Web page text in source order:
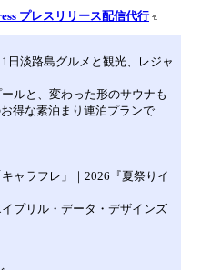
プレスリリース配信代行
日淡路島グルメと観光、レジャ
ルと、変わった形のサウナも
お得な素泊まり連泊プランで
ャラフレ」｜2026『夏祭りイ
プリル・データ・デザインズ